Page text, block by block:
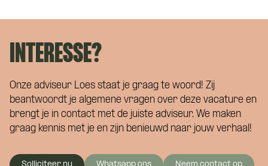
INTERESSE?
Onze adviseur Loes staat je graag te woord! Zij
beantwoordt je algemene vragen over deze vacature en
brengt je in contact met de juiste adviseur. We maken
graag kennis met je en zijn benieuwd naar jouw verhaal!